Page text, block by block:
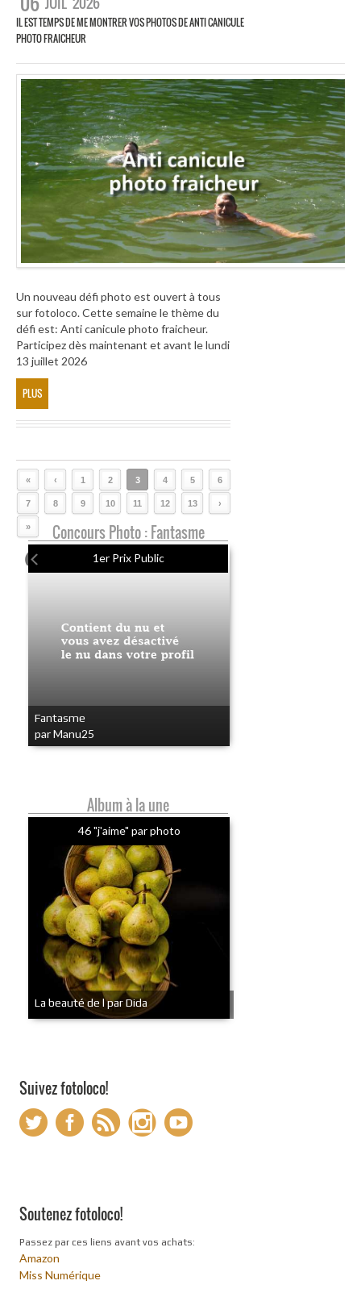
IL EST TEMPS DE ME MONTRER VOS PHOTOS DE ANTI CANICULE
PHOTO FRAICHEUR
Un nouveau défi photo est ouvert à tous
sur fotoloco. Cette semaine le thème du
défi est: Anti canicule photo fraicheur.
Participez dès maintenant et avant le lundi
13 juillet 2026
PLUS
« ‹ 1 2 3 4 5 6
7 8 9 10 11 12 13 ›
» Concours Photo : Fantasme
1er Prix Public
Fantasme
par Manu25
Album à la une
46 "j'aime" par photo
La beauté de l par Dida
Suivez fotoloco!
Soutenez fotoloco!
Passez par ces liens avant vos achats:
Amazon
Miss Numérique